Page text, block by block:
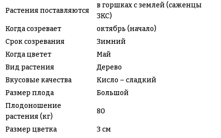
Растения поставляются
в горшках с землей (саженцы
ЗКС)
Когда созревает
октябрь (начало)
Срок созревания
Зимний
Когда цветет
Май
Вид растения
Дерево
Вкусовые качества
Кисло – сладкий
Размер плода
Большой
Плодоношение
растения (кг)
80
Размер цветка
3 см